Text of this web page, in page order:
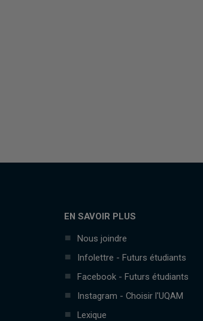
EN SAVOIR PLUS
Nous joindre
Infolettre - Futurs étudiants
Facebook - Futurs étudiants
Instagram - Choisir l'UQAM
Lexique